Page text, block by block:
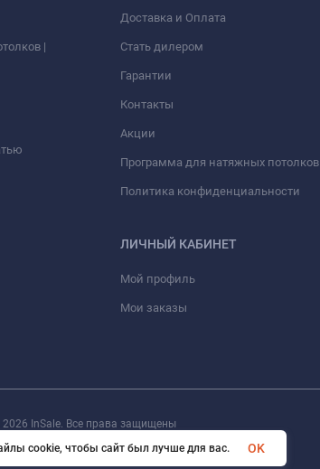
|
Доставка и Оплата
Стать дилером
Гарантии
Контакты
Акции
Программа для натяжных потолков
Политика конфиденциальности
ЛИЧНЫЙ КАБИНЕТ
Мой профиль
Мои заказы
InSale. Все права защищены
cookie, чтобы сайт был лучше для вас.
OK